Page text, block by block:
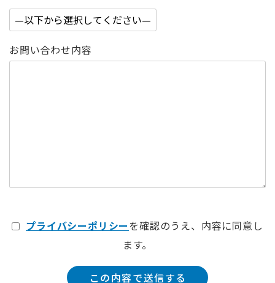
お問い合わせ内容
プライバシーポリシーを確認のうえ、内容に同意し
ます。